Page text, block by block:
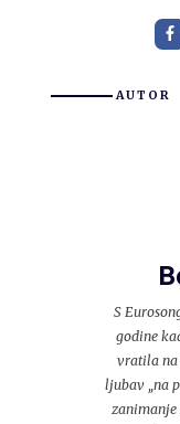
AUTOR
S
godine
vratila na
ljubav „na
zanimanje